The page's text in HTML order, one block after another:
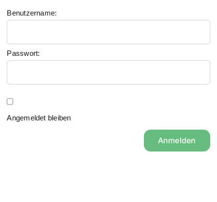
Benutzername:
Passwort:
Angemeldet bleiben
Anmelden